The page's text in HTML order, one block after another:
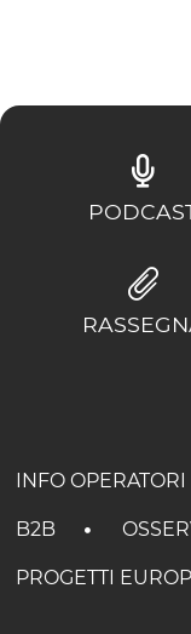
INFO OPERATORI
B2B
PROGETTI